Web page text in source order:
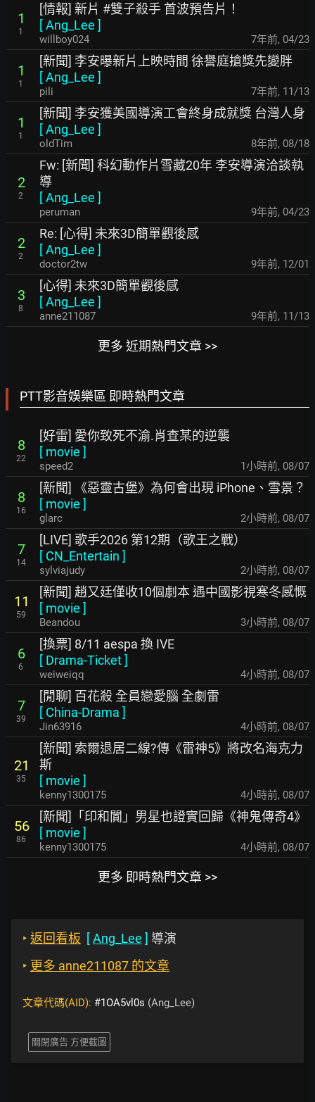
1
1
[情報] 新片 #雙子殺手 首波預告片！
[Ang_Lee ]
willboy024 7年前, 04/23
1
1
[新聞] 李安曝新片上映時間 徐譽庭搶獎先變胖
[Ang_Lee ]
pili 7年前, 11/13
1
1
[新聞] 李安獲美國導演工會終身成就獎 台灣人身
[Ang_Lee ]
oldTim 8年前, 08/18
2
2
Fw: [新聞] 科幻動作片雪藏20年 李安導演洽談執
導
[Ang_Lee ]
peruman 9年前, 04/23
2
2
Re: [心得] 未來3D簡單觀後感
[Ang_Lee ]
doctor2tw 9年前, 12/01
3
8
[心得] 未來3D簡單觀後感
[Ang_Lee ]
anne211087 9年前, 11/13
更多 近期熱門文章 >>
PTT影音娛樂區 即時熱門文章
8
22
[好雷] 愛你致死不渝.肖查某的逆襲
[ movie ]
speed2 1小時前, 08/07
8
16
[新聞] 《惡靈古堡》為何會出現 iPhone、雪景？
[ movie ]
glarc 2小時前, 08/07
7
14
[LIVE] 歌手2026 第12期（歌王之戰）
[ CN_Entertain ]
sylviajudy 2小時前, 08/07
11
59
[新聞] 趙又廷僅收10個劇本 遇中國影視寒冬感慨
[ movie ]
Beandou 3小時前, 08/07
6
6
[換票] 8/11 aespa 換 IVE
[ Drama-Ticket]
weiweiqq 4小時前, 08/07
7
39
[閒聊] 百花殺 全員戀愛腦 全劇雷
[ China-Drama ]
Jin63916 4小時前, 08/07
21
35
[新聞] 索爾退居二線?傳《雷神5》將改名海克力
斯
[ movie ]
kenny1300175 4小時前, 08/07
56
86
[新聞]「印和闐」男星也證實回歸《神鬼傳奇4》
[ movie ]
kenny1300175 4小時前, 08/07
更多 即時熱門文章 >>
‣ 返回看板 [Ang_Lee ] 導演
‣ 更多 anne211087 的文章
文章代碼(AID): #1OA5vl0s (Ang_Lee)
關閉廣告 方便截圖